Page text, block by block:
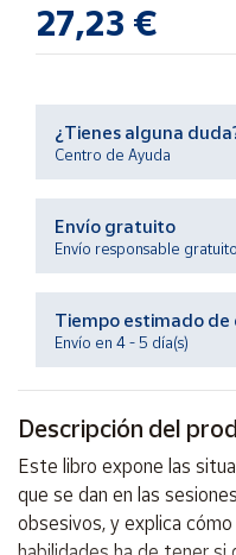
Productos
Solidarios
Ayuda
Centro
de ayuda
Contacto
Vendedores
Mapa de
vendedores
Hazte
vendedor
Área
vendedor
27,23 €
¿Tienes alguna
Centro de Ayuda
Envío gratuito
Envío responsable
Tiempo estimado de
Envío en 4 - 5 día(s)
Descripción del
Este libro expone las
que se dan en las
obsesivos, y explica